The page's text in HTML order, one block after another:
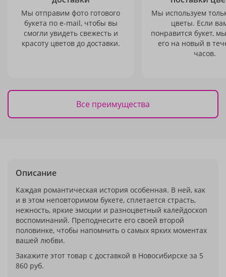
Мы отправим фото готового
букета по e-mail, чтобы вы
смогли увидеть свежесть и
красоту цветов до доставки.
Мы используем
цветы. Если
понравится букет,
его на новый в
часов.
Все преимущества
Описание
Каждая романтическая история особенная. В ней, как
и в этом неповторимом букете, сплетается страсть,
нежность, яркие эмоции и разноцветный калейдоскоп
воспоминаний. Преподнесите его своей второй
половинке, чтобы напомнить о самых ярких моментах
вашей любви.
Закажите этот товар с доставкой в Новосибирске за 5
860 руб.